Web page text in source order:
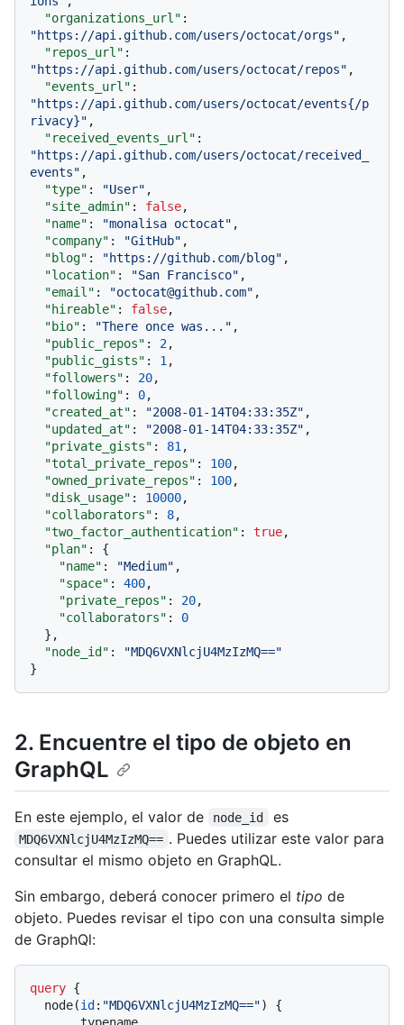
"organizations_url" :
"https://api.github.com/users/octocat/orgs" ,
"repos_url" :
"https://api.github.com/users/octocat/repos" ,
"events_url" :
"https://api.github.com/users/octocat/events{/p
rivacy}" ,
"received_events_url" :
"https://api.github.com/users/octocat/received_
events" ,
"type" : "User" ,
"site_admin" : false,
"name" : "monalisa octocat" ,
"company" : "GitHub" ,
"blog" : "https://github.com/blog" ,
"location" : "San Francisco" ,
"email" : "octocat@github.com" ,
"hireable" : false,
"bio" : "There once was..." ,
"public_repos" : 2,
"public_gists" : 1,
"followers" : 20,
"following" : 0,
"created_at" : "2008-01-14T04:33:35Z" ,
"updated_at" : "2008-01-14T04:33:35Z" ,
"private_gists" : 81,
"total_private_repos" : 100,
"owned_private_repos" : 100,
"disk_usage" : 10000,
"collaborators" : 8,
"two_factor_authentication" : true,
"plan" :
{
"name" : "Medium" ,
"space" : 400,
"private_repos" : 20,
"collaborators" :
0
} ,
"node_id" :
"MDQ6VXNlcjU4MzIzMQ=="
}
2. Encuentre el tipo de objeto en
GraphQL
En este ejemplo, el valor de node_id es
MDQ6VXNlcjU4MzIzMQ== . Puedes utilizar este valor para
consultar el mismo objeto en GraphQL.
Sin embargo, deberá conocer primero el tipo de
objeto. Puedes revisar el tipo con una consulta simple
de GraphQl:
query {
  node
(id: "MDQ6VXNlcjU4MzIzMQ==")
{